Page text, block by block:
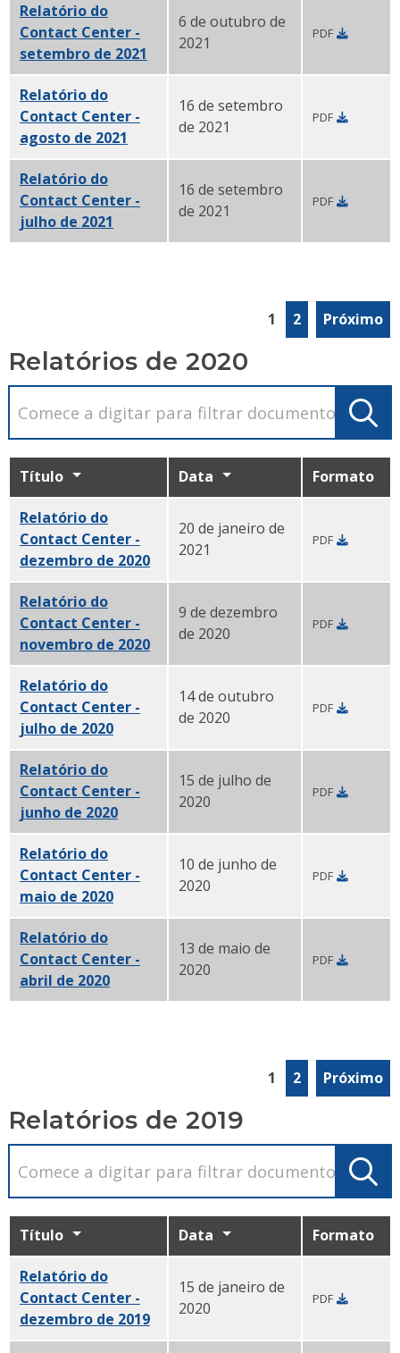
Relatório do
Contact Center -
setembro de 2021
6 de outubro de
2021
PDF
Relatório do
Contact Center -
agosto de 2021
16 de setembro
de 2021
PDF
Relatório do
Contact Center -
julho de 2021
16 de setembro
de 2021
PDF
1 2 Próximo
Relatórios de 2020
Título Data Formato
Relatório do
Contact Center -
dezembro de 2020PDF
20 de janeiro de
2021
PDF
Relatório do
Contact Center -
novembro de 2020PDF
9 de dezembro
de 2020
PDF
Relatório do
Contact Center -
julho de 2020PDF
14 de outubro
de 2020
PDF
Relatório do
Contact Center -
junho de 2020PDF
15 de julho de
2020
PDF
Relatório do
Contact Center -
maio de 2020PDF
10 de junho de
2020
PDF
Relatório do
Contact Center -
abril de 2020PDF
13 de maio de
2020
PDF
1 2 Próximo
Relatórios de 2019
Título Data Formato
Relatório do
Contact Center -
dezembro de 2019PDF
15 de janeiro de
2020
PDF